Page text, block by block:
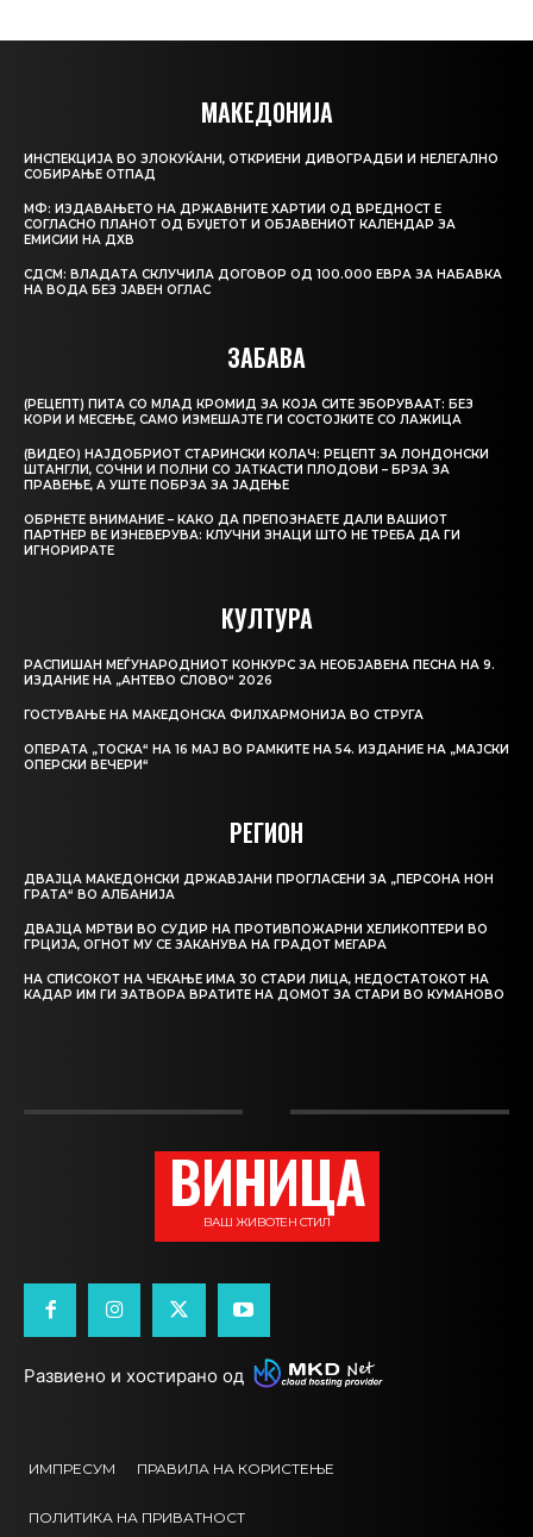
МАКЕДОНИЈА
ИНСПЕКЦИЈА ВО ЗЛОКУЌАНИ, ОТКРИЕНИ ДИВОГРАДБИ И НЕЛЕГАЛНО
СОБИРАЊЕ ОТПАД
МФ: ИЗДАВАЊЕТО НА ДРЖАВНИТЕ ХАРТИИ ОД ВРЕДНОСТ Е
СОГЛАСНО ПЛАНОТ ОД БУЏЕТОТ И ОБЈАВЕНИОТ КАЛЕНДАР ЗА
ЕМИСИИ НА ДХВ
СДСМ: ВЛАДАТА СКЛУЧИЛА ДОГОВОР ОД 100.000 ЕВРА ЗА НАБАВКА
НА ВОДА БЕЗ ЈАВЕН ОГЛАС
ЗАБАВА
(РЕЦЕПТ) ПИТА СО МЛАД КРОМИД ЗА КОЈА СИТЕ ЗБОРУВААТ: БЕЗ
КОРИ И МЕСЕЊЕ, САМО ИЗМЕШАЈТЕ ГИ СОСТОЈКИТЕ СО ЛАЖИЦА
(ВИДЕО) НАЈДОБРИОТ СТАРИНСКИ КОЛАЧ: РЕЦЕПТ ЗА ЛОНДОНСКИ
ШТАНГЛИ, СОЧНИ И ПОЛНИ СО ЈАТКАСТИ ПЛОДОВИ – БРЗА ЗА
ПРАВЕЊЕ, А УШТЕ ПОБРЗА ЗА ЈАДЕЊЕ
ОБРНЕТЕ ВНИМАНИЕ – КАКО ДА ПРЕПОЗНАЕТЕ ДАЛИ ВАШИОТ
ПАРТНЕР ВЕ ИЗНЕВЕРУВА: КЛУЧНИ ЗНАЦИ ШТО НЕ ТРЕБА ДА ГИ
ИГНОРИРАТЕ
КУЛТУРА
РАСПИШАН МЕЃУНАРОДНИОТ КОНКУРС ЗА НЕОБЈАВЕНА ПЕСНА НА 9.
ИЗДАНИЕ НА „АНТЕВО СЛОВО“ 2026
ГОСТУВАЊЕ НА МАКЕДОНСКА ФИЛХАРМОНИЈА ВО СТРУГА
ОПЕРАТА „ТОСКА“ НА 16 МАЈ ВО РАМКИТЕ НА 54. ИЗДАНИЕ НА „МАЈСКИ
ОПЕРСКИ ВЕЧЕРИ“
РЕГИОН
ДВАЈЦА МАКЕДОНСКИ ДРЖАВЈАНИ ПРОГЛАСЕНИ ЗА „ПЕРСОНА НОН
ГРАТА“ ВО АЛБАНИЈА
ДВАЈЦА МРТВИ ВО СУДИР НА ПРОТИВПОЖАРНИ ХЕЛИКОПТЕРИ ВО
ГРЦИЈА, ОГНОТ МУ СЕ ЗАКАНУВА НА ГРАДОТ МЕГАРА
НА СПИСОКОТ НА ЧЕКАЊЕ ИМА 30 СТАРИ ЛИЦА, НЕДОСТАТОКОТ НА
КАДАР ИМ ГИ ЗАТВОРА ВРАТИТЕ НА ДОМОТ ЗА СТАРИ ВО КУМАНОВО
ВИНИЦА
ВАШ ЖИВОТЕН СТИЛ
Развиено и хостирано од
ИМПРЕСУМ ПРАВИЛА НА КОРИСТЕЊЕ
ПОЛИТИКА НА ПРИВАТНОСТ